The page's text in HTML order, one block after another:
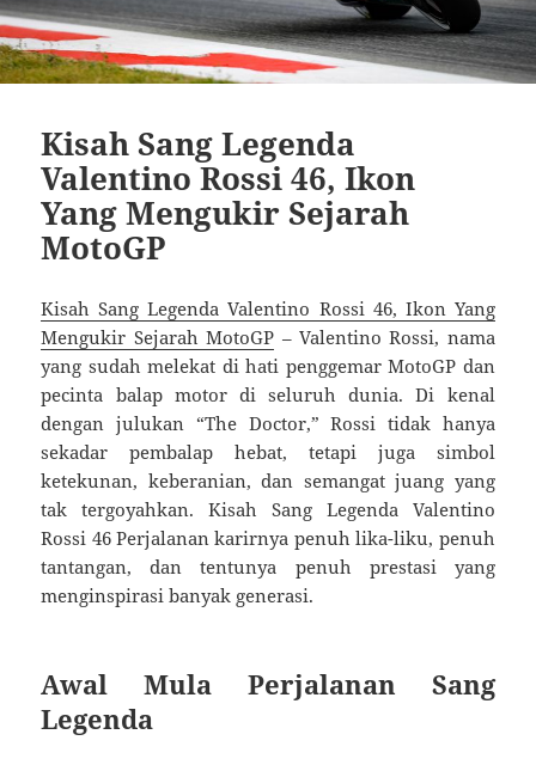
Kisah Sang Legenda
Valentino Rossi 46, Ikon
Yang Mengukir Sejarah
MotoGP
Kisah Sang Legenda Valentino Rossi 46, Ikon Yang
Mengukir Sejarah MotoGP – Valentino Rossi, nama
yang sudah melekat di hati penggemar MotoGP dan
pecinta balap motor di seluruh dunia. Di kenal
dengan julukan “The Doctor,” Rossi tidak hanya
sekadar pembalap hebat, tetapi juga simbol
ketekunan, keberanian, dan semangat juang yang
tak tergoyahkan. Kisah Sang Legenda Valentino
Rossi 46 Perjalanan karirnya penuh lika-liku, penuh
tantangan, dan tentunya penuh prestasi yang
menginspirasi banyak generasi.
Awal Mula Perjalanan Sang
Legenda